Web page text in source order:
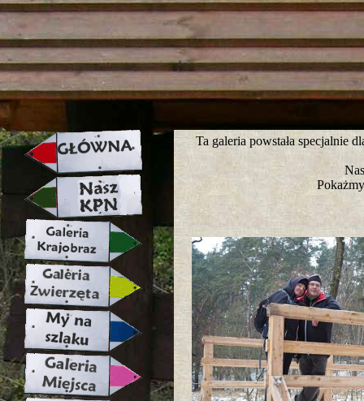
strona w naprawie zapraszamy
Ta galeria powstała specjalnie